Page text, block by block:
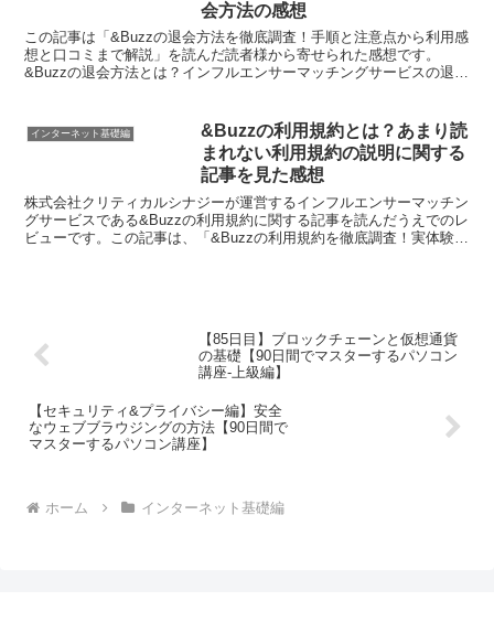
会方法の感想
この記事は「&Buzzの退会方法を徹底調査！手順と注意点から利用感
想と口コミまで解説」を読んだ読者様から寄せられた感想です。
&Buzzの退会方法とは？インフルエンサーマッチングサービスの退会
インターネット基礎編
&Buzzの利用規約とは？あまり読
まれない利用規約の説明に関する
記事を見た感想
株式会社クリティカルシナジーが運営するインフルエンサーマッチン
グサービスである&Buzzの利用規約に関する記事を読んだうえでのレ
ビューです。この記事は、「&Buzzの利用規約を徹底調査！実体験か
【85日目】ブロックチェーンと仮想通貨
の基礎【90日間でマスターするパソコン
講座-上級編】
【セキュリティ&プライバシー編】安全
なウェブブラウジングの方法【90日間で
マスターするパソコン講座】
ホーム インターネット基礎編